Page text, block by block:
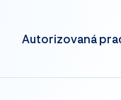
Autorizovaná